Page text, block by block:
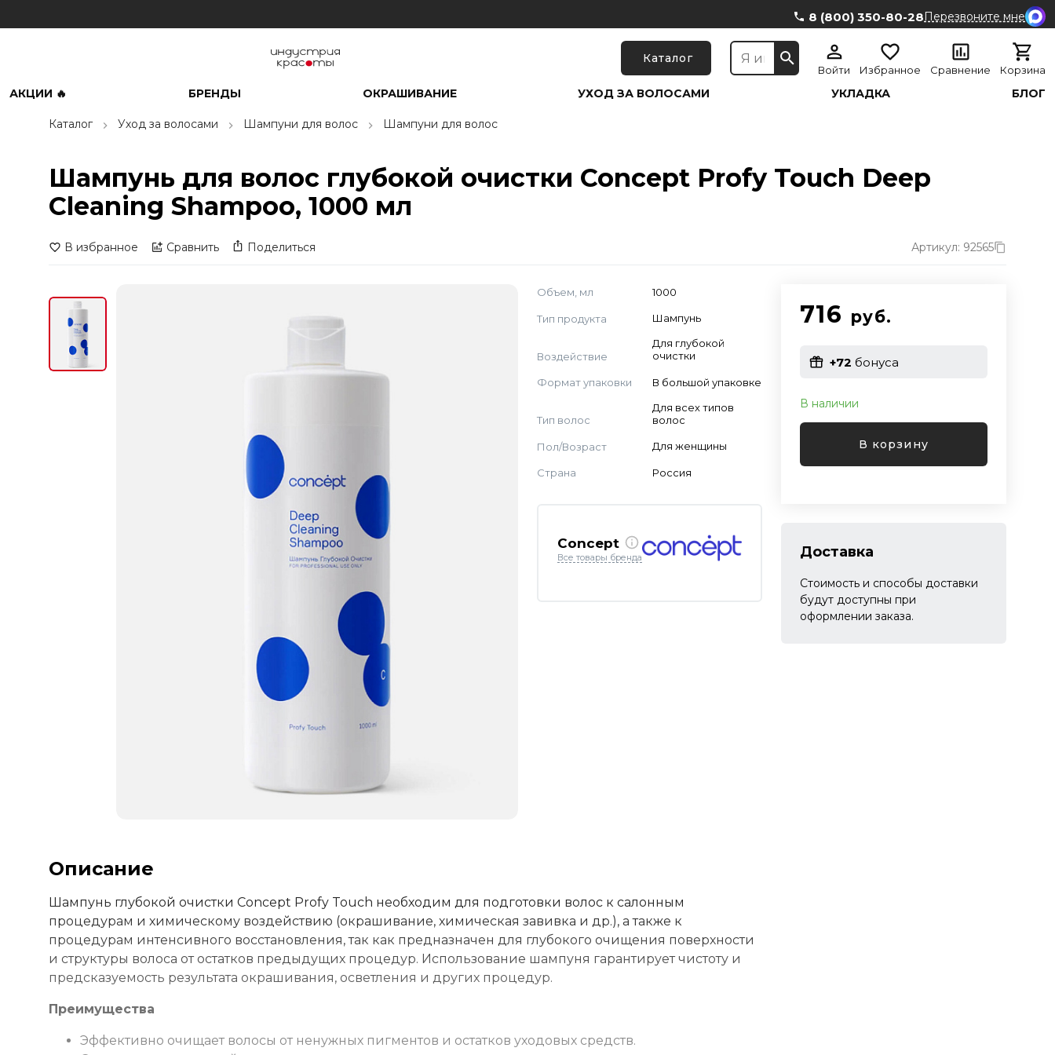
8 (800) 350-80-28Перезвоните мне
Каталог
Войти Избранное Сравнение Корзина
АКЦИИ 🔥 БРЕНДЫ ОКРАШИВАНИЕ УХОД ЗА ВОЛОСАМИ УКЛАДКА БЛОГ
Каталог Уход за волосами Шампуни для волос Шампуни для волос
Шампунь для волос глубокой очистки Concept Profy Touch Deep
Cleaning Shampoo, 1000 мл
В избранное Сравнить Поделиться Артикул: 92565
Объем, мл 1000
Тип продукта Шампунь
Воздействие
Для глубокой
очистки
Формат упаковки В большой упаковке
Тип волос
Для всех типов
волос
Пол/Возраст Для женщины
Страна Россия
Concept
Все товары бренда
716 руб.
+72 бонуса
В наличии
В корзину
Доставка
Стоимость и способы доставки
будут доступны при
оформлении заказа.
Описание
Шампунь глубокой очистки Concept Profy Touch необходим для подготовки волос к салонным
процедурам и химическому воздействию (окрашивание, химическая завивка и др.), а также к
процедурам интенсивного восстановления, так как предназначен для глубокого очищения поверхности
и структуры волоса от остатков предыдущих процедур. Использование шампуня гарантирует чистоту и
предсказуемость результата окрашивания, осветления и других процедур.
Преимущества
Эффективно очищает волосы от ненужных пигментов и остатков уходовых средств.